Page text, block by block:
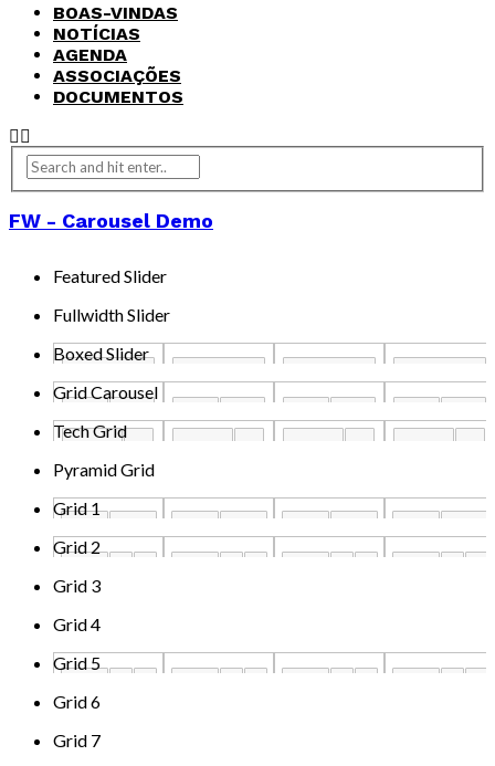
BOAS-VINDAS
NOTÍCIAS
AGENDA
ASSOCIAÇÕES
DOCUMENTOS
FW - Carousel Demo
Featured Slider
Fullwidth Slider
Boxed Slider
Grid Carousel
Tech Grid
Pyramid Grid
Grid 1
Grid 2
Grid 3
Grid 4
Grid 5
Grid 6
Grid 7